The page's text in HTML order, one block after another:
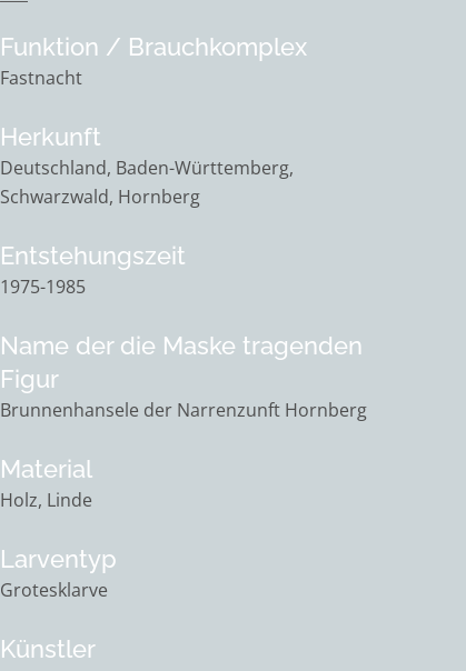
Funktion / Brauchkomplex
Fastnacht
Herkunft
Deutschland, Baden-Württemberg,
Schwarzwald, Hornberg
Entstehungszeit
1975-1985
Name der die Maske tragenden
Figur
Brunnenhansele der Narrenzunft Hornberg
Material
Holz, Linde
Larventyp
Grotesklarve
Künstler